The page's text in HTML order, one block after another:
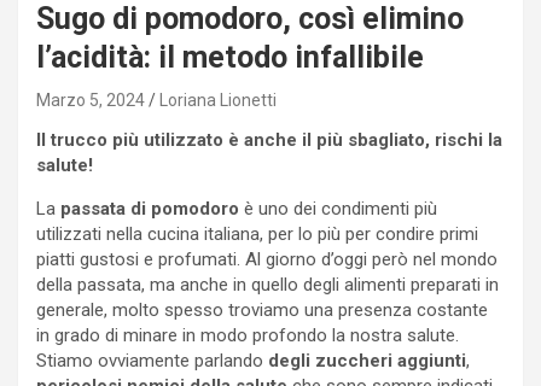
Sugo di pomodoro, così elimino
l’acidità: il metodo infallibile
Marzo 5, 2024 Loriana Lionetti
Il trucco più utilizzato è anche il più sbagliato, rischi la
salute!
La passata di pomodoro è uno dei condimenti più
utilizzati nella cucina italiana, per lo più per condire primi
piatti gustosi e profumati. Al giorno d’oggi però nel mondo
della passata, ma anche in quello degli alimenti preparati in
generale, molto spesso troviamo una presenza costante
in grado di minare in modo profondo la nostra salute.
Stiamo ovviamente parlando degli zuccheri aggiunti,